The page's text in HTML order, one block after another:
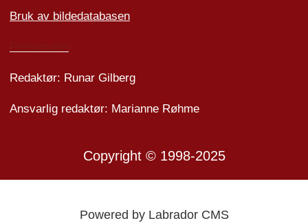
Bruk av bildedatabasen
Redaktør: Runar Gilberg
Ansvarlig redaktør: Marianne Røhme
Copyright © 1998-2025
Powered by Labrador CMS